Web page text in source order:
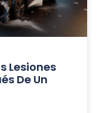
Lesiones
De Un